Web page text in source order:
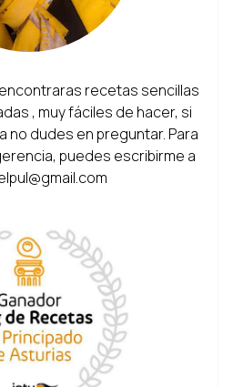
recetas sencillas
, muy fáciles de hacer, si
no dudes en preguntar. Para
puedes escribirme a